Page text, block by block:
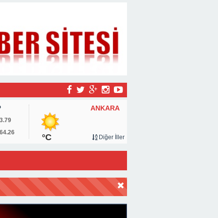
ANKARA
°C Diğer İller